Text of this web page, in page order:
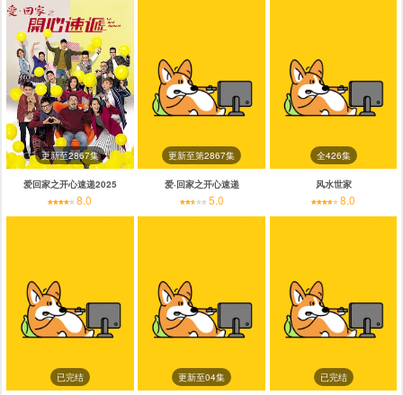
更新至2867集
爱回家之开心速递2025
8.0
更新至第2867集
爱·回家之开心速递
5.0
全426集
风水世家
8.0
已完结 更新至04集 已完结